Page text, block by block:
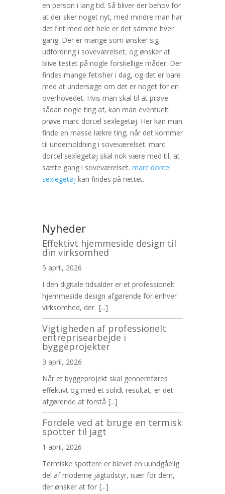
en person i lang tid. Så bliver der behov for
at der sker noget nyt, med mindre man har
det fint med det hele er det samme hver
gang. Der er mange som ønsker sig
udfordring i soveværelset, og ønsker at
blive testet på nogle forskellige måder. Der
findes mange fetisher i dag, og det er bare
med at undersøge om det er noget for en
overhovedet. Hvis man skal til at prøve
sådan nogle ting af, kan man eventuelt
prøve marc dorcel sexlegetøj. Her kan man
finde en masse lækre ting, når det kommer
til underholdning i soveværelset. marc
dorcel sexlegetøj skal nok være med til, at
sætte gang i soveværelset. marc dorcel
sexlegetøj kan findes på nettet.
Nyheder
Effektivt hjemmeside design til
din virksomhed
5 april, 2026
I den digitale tidsalder er et professionelt
hjemmeside design afgørende for enhver
virksomhed, der [...]
Vigtigheden af professionelt
entreprisearbejde i
byggeprojekter
3 april, 2026
Når et byggeprojekt skal gennemføres
effektivt og med et solidt resultat, er det
afgørende at forstå [...]
Fordele ved at bruge en termisk
spotter til jagt
1 april, 2026
Termiske spottere er blevet en uundgåelig
del af moderne jagtudstyr, især for dem,
der ønsker at for [...]